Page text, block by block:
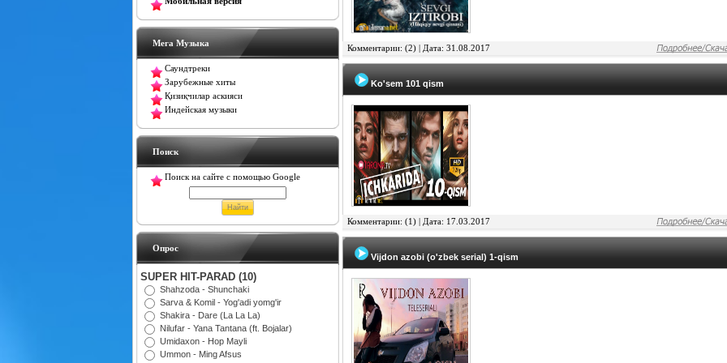
Мега Музыка
Саундтреки
Зарубежные хиты
Қизиқчилар аскияси
Индейская музыки
Поиск
Поиск на сайте с помощью Google
Oпрос
SUPER HIT-PARAD (10)
Shahzoda - Shunchaki
Sarva & Komil - Yog'adi yomg'ir
Shakira - Dare (La La La)
Nilufar - Yana Tantana (ft. Bojalar)
Umidaxon - Hop Mayli
Ummon - Ming Afsus
Комментарии: (2) | Дата: 31.08.2017
Ko'sem 101 qism
Комментарии: (1) | Дата: 17.03.2017
Vijdon azobi (o'zbek serial) 1-qism